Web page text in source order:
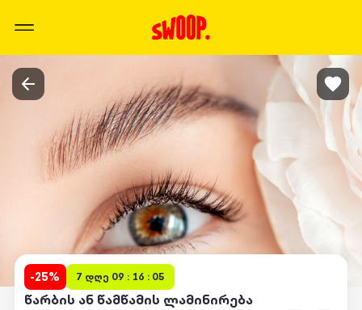
-25% 7 დღე 09 : 16 : 05
წარბის ან წამწამის ლამინირება